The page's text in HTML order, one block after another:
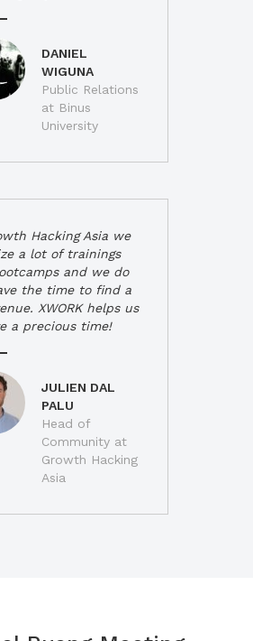
DANIEL
WIGUNA
Public Relations
at Binus
University
Hacking Asia we
a lot of trainings
and we do
the time to find a
XWORK helps us
a precious time!
JULIEN DAL
PALU
Head of
Community at
Growth Hacking
Asia